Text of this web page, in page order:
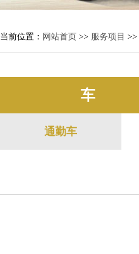
当前位置： 网站首页 >> 服务项目 >>
车
通勤车